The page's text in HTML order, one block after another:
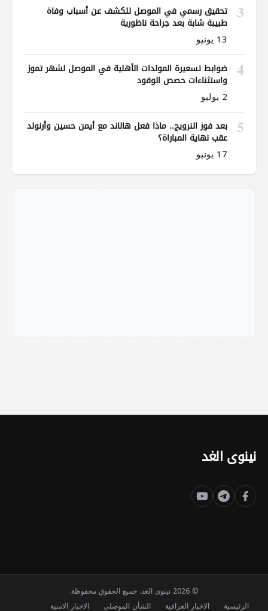
3 تحقيق رسمي في الموصل للكشف عن أسباب وفاة
طبيبة شابة بعد جراحة ناظورية
13 يونيو
4 ضوابط تسعيرة المولدات الأهلية في الموصل لشهر تموز
واستثناءات حصص الوقود
2 يوليو
5 بعد فوز النرويج.. ماذا فعل هالاند مع أيمن حسين وأرنولد
عقب نهاية المباراة؟
17 يونيو
نينوى الغد
© 2026 نينوى الغد. جميع الحقوق محفوظة.
الرئيسية
الاخبار العراقية الشأن الموصلي الاخبار الامنية